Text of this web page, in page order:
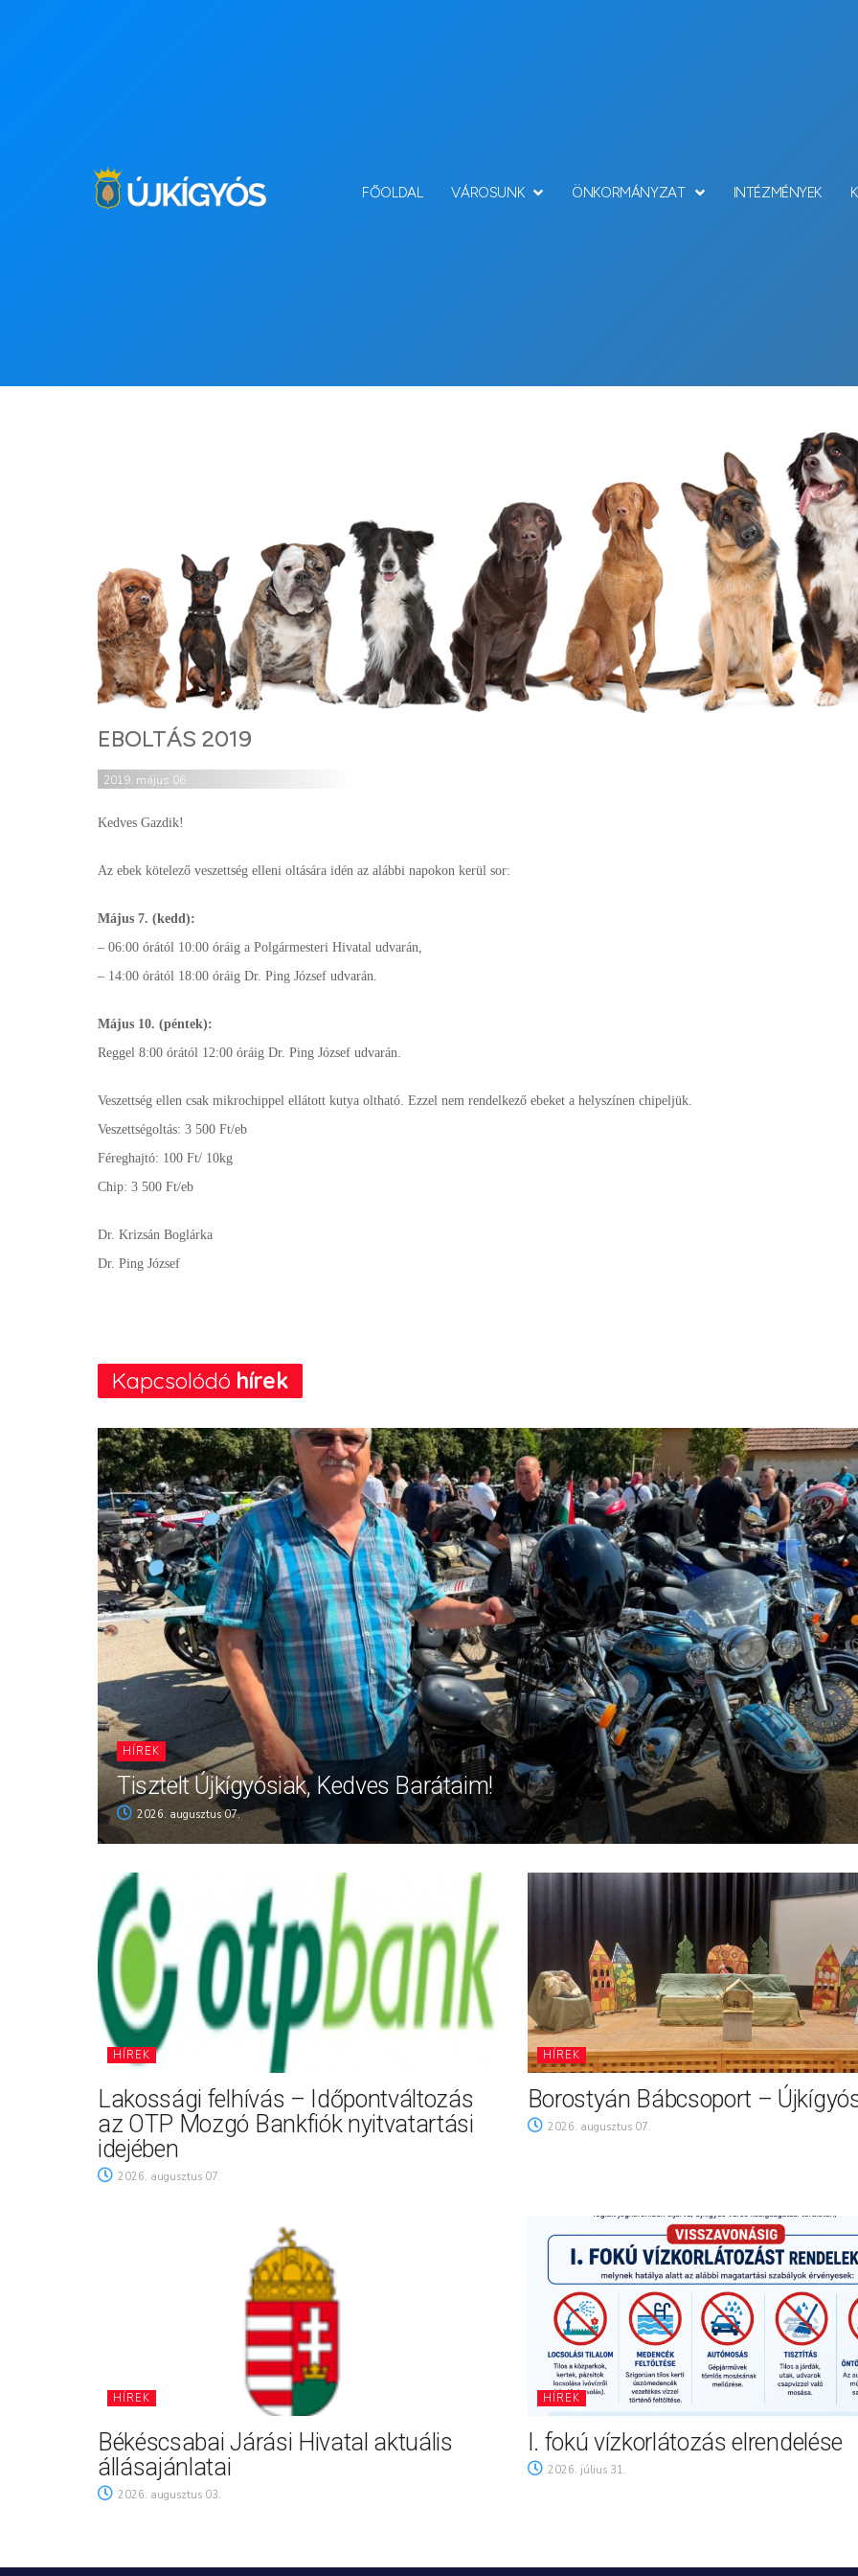
FŐOLDAL VÁROSUNK ÖNKORMÁNYZAT INTÉZMÉNYEK
EBOLTÁS 2019
2019. május 06.
Kedves Gazdik!
Az ebek kötelező veszettség elleni oltására idén az alábbi napokon kerül sor:
Május 7. (kedd):
– 06:00 órától 10:00 óráig a Polgármesteri Hivatal udvarán,
– 14:00 órától 18:00 óráig Dr. Ping József udvarán.
Május 10. (péntek):
Reggel 8:00 órától 12:00 óráig Dr. Ping József udvarán.
Veszettség ellen csak mikrochippel ellátott kutya oltható. Ezzel nem rendelkező ebeket a helyszínen chipeljük.
Veszettségoltás: 3 500 Ft/eb
Féreghajtó: 100 Ft/ 10kg
Chip: 3 500 Ft/eb
Dr. Krizsán Boglárka
Dr. Ping József
Kapcsolódó hírek
HÍREK
Tisztelt Újkígyósiak, Kedves Barátaim!
2026. augusztus 07.
HÍREK
Lakossági felhívás – Időpontváltozás
az OTP Mozgó Bankfiók nyitvatartási
idejében
2026. augusztus 07.
HÍREK
Borostyán Bábcsoport –
2026. augusztus 07.
HÍREK
Békéscsabai Járási Hivatal aktuális
állásajánlatai
2026. augusztus 03.
HÍREK
I. fokú vízkorlátozás elrendelése
2026. július 31.